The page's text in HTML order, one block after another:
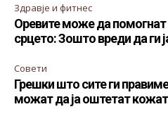
Здравје и фитнес
Оревите може да помогнат
срцето: Зошто вреди да ги
Совети
Грешки што сите ги
можат да ја оштетат